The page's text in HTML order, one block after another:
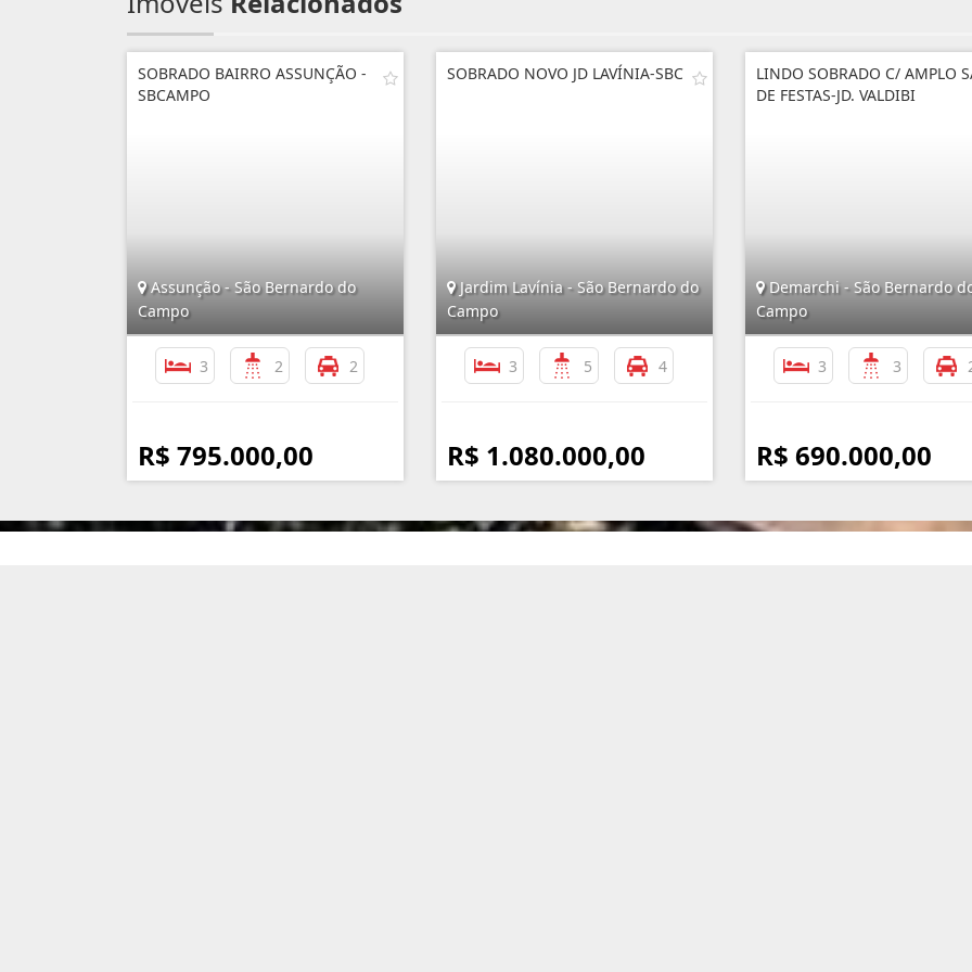
SOBRADO BAIRRO ASSUNÇÃO -
SBCAMPO
Assunção - São Bernardo do
Campo
3 2 2
R$ 795.000,00
SOBRADO NOVO JD LAVÍNIA-SBC
Jardim Lavínia - São Bernardo do
Campo
3 5 4
R$ 1.080.000,00
LINDO SOBRADO C/ AMPLO
DE FESTAS-JD. VALDIBI
Demarchi - São Bernardo
Campo
3 3
R$ 690.000,00